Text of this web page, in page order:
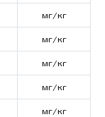
мг/кг
мг/кг
мг/кг
мг/кг
мг/кг